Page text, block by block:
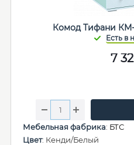
Комод Тифани
7
Мебельная фабрика: БТС
Цвет: Кенди/Белый